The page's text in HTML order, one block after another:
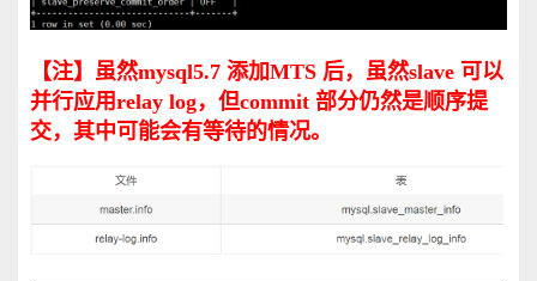
【注】虽然mysql5.7 添加MTS 后，虽然slave 可以
并行应用relay log，但commit 部分仍然是顺序提
交，其中可能会有等待的情况。